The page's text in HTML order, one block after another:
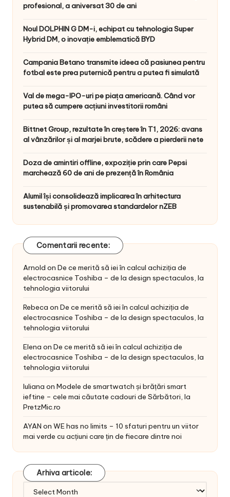
profesional, a aniversat 30 de ani
Noul DOLPHIN G DM-i, echipat cu tehnologia Super
Hybrid DM, o inovație emblematică BYD
Campania Betano transmite ideea că pasiunea pentru
fotbal este prea puternică pentru a putea fi simulată
Val de mega-IPO-uri pe piața americană. Când vor
putea să cumpere acțiuni investitorii români
Bittnet Group, rezultate în creștere în T1, 2026: avans
al vânzărilor și al marjei brute, scădere a pierderii nete
Doza de amintiri offline, expoziție prin care Pepsi
marchează 60 de ani de prezență în România
Alumil își consolidează implicarea în arhitectura
sustenabilă și promovarea standardelor nZEB
Comentarii recente:
Arnold on De ce merită să iei în calcul achiziția de
electrocasnice Toshiba – de la design spectaculos, la
tehnologia viitorului
Rebeca on De ce merită să iei în calcul achiziția de
electrocasnice Toshiba – de la design spectaculos, la
tehnologia viitorului
Elena on De ce merită să iei în calcul achiziția de
electrocasnice Toshiba – de la design spectaculos, la
tehnologia viitorului
Iuliana on Modele de smartwatch și brățări smart
ieftine – cele mai căutate cadouri de Sărbători, la
PretzMic.ro
AYAN on WE has no limits – 10 sfaturi pentru un viitor
mai verde cu acțiuni care țin de fiecare dintre noi
Arhiva articole: